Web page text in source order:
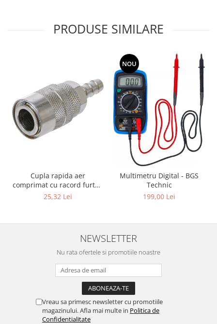
PRODUSE SIMILARE
Cupla rapida aer
comprimat cu racord furtun
8 mm (5/16") | SUA / Franta
25,32 Lei
NOU
Multimetru Digital - BGS
Technic
199,00 Lei
NEWSLETTER
Nu rata ofertele si promotiile noastre
Vreau sa primesc newsletter cu promotiile
magazinului. Afla mai multe in Politica de
Confidentialitate